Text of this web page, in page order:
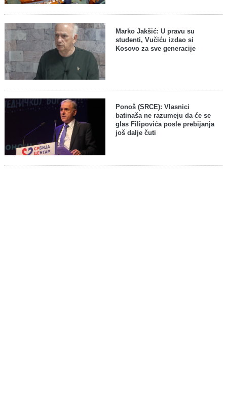
Marko Jakšić: U pravu su
studenti, Vučiću izdao si
Kosovo za sve generacije
Ponoš (SRCE): Vlasnici
batinaša ne razumeju da će se
glas Filipovića posle prebijanja
još dalje čuti